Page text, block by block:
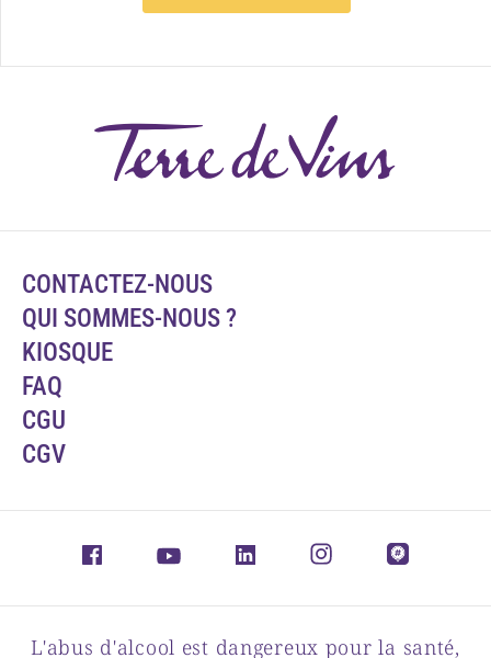
CONTACTEZ-NOUS
QUI SOMMES-NOUS ?
KIOSQUE
FAQ
CGU
CGV
L'abus d'alcool est dangereux pour la santé,